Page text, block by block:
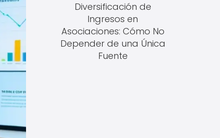
Diversificación de
Ingresos en
Asociaciones: Cómo No
Depender de una Única
Fuente